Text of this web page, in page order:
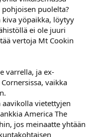
puolelta?
kiva yöpaikka, löytyy
ei ole juuri
vertoja Mt Cookin
varrella, ja ex-
vaikka
aavikolla vietettyjen
America The
jos meinaatte yhtään